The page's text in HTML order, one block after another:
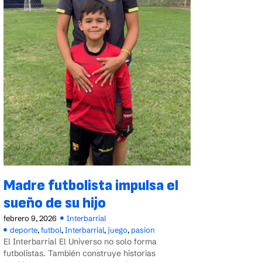
Madre futbolista impulsa el
sueño de su hijo
febrero 9, 2026
Interbarrial
deporte,futbol,Interbarrial, juego, pasion
El Interbarrial El Universo no solo forma
futbolistas. También construye historias